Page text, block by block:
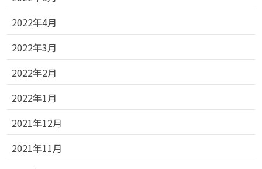
2022年4月
2022年3月
2022年2月
2022年1月
2021年12月
2021年11月